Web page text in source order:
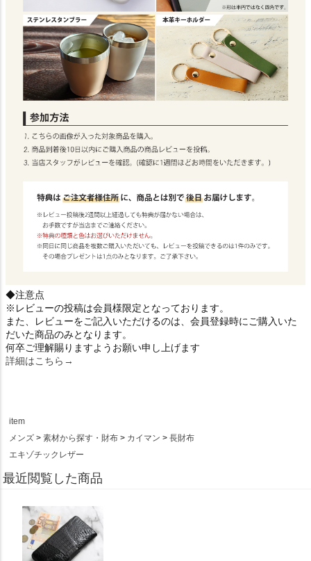
◆注意点
※レビューの投稿は会員様限定となっております。
また、レビューをご記入いただけるのは、会員登録時にご購入いた
だいた商品のみとなります。
何卒ご理解賜りますようお願い申し上げます
詳細はこちら→
item
メンズ
素材から探す・財布 カイマン
長財布
エキゾチックレザー
最近閲覧した商品